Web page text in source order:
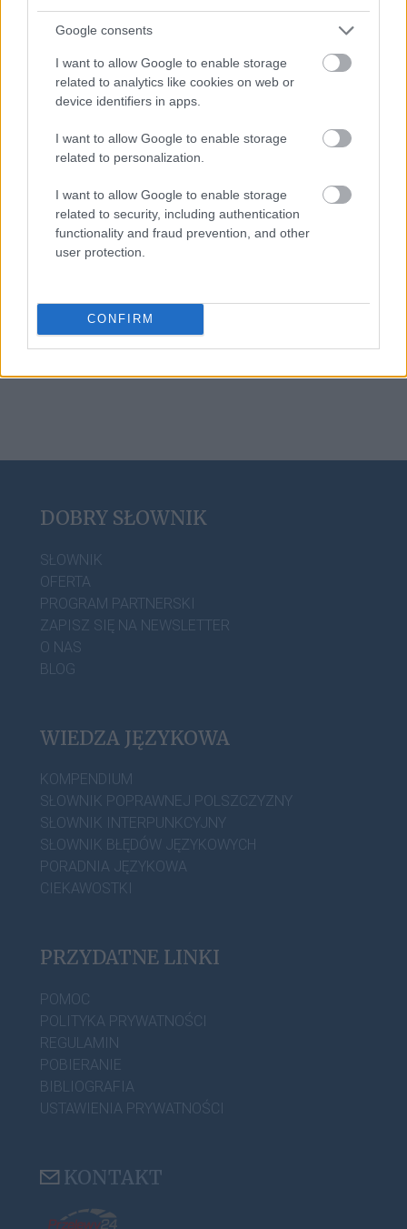
Google consents
I want to allow Google to enable storage
related to analytics like cookies on web or
device identifiers in apps.
I want to allow Google to enable storage
related to personalization.
I want to allow Google to enable storage
related to security, including authentication
functionality and fraud prevention, and other
user protection.
CONFIRM
cyfra
procent
przechodni
arpeggio
DOBRY SŁOWNIK
SŁOWNIK
OFERTA
PROGRAM PARTNERSKI
ZAPISZ SIĘ NA NEWSLETTER
O NAS
BLOG
WIEDZA JĘZYKOWA
KOMPENDIUM
SŁOWNIK POPRAWNEJ POLSZCZYZNY
SŁOWNIK INTERPUNKCYJNY
SŁOWNIK BŁĘDÓW JĘZYKOWYCH
PORADNIA JĘZYKOWA
CIEKAWOSTKI
PRZYDATNE LINKI
POMOC
POLITYKA PRYWATNOŚCI
REGULAMIN
POBIERANIE
BIBLIOGRAFIA
USTAWIENIA PRYWATNOŚCI
KONTAKT